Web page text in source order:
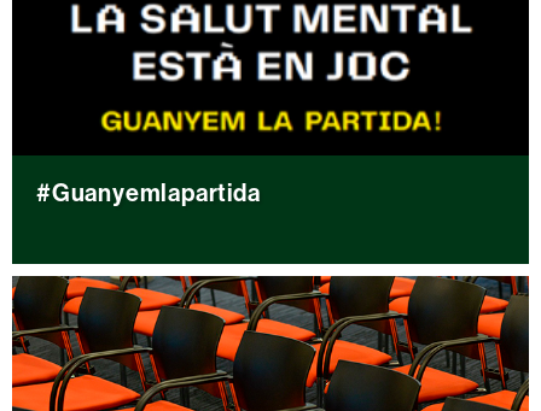
#Guanyemlapartida
#
G